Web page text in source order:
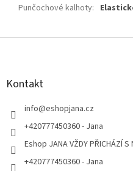
Punčochové kalhoty:
Z
Kontakt
info@eshopjana.cz
+420777450360 - Jana
Eshop JANA VŽDY PŘICHÁZÍ
+420777450360 - Jana